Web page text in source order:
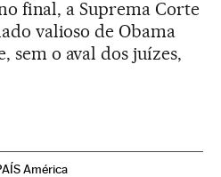
final, a Suprema Corte
valioso de Obama
sem o aval dos juízes,
América